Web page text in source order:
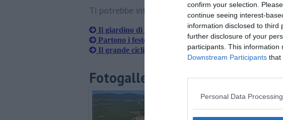
confirm your selection.
continue seeing interest-
information disclosed to third
further disclosure of your
participants. This
Downstream Participants that
Personal Data
Ti potrebbe interessare anche:
Il giardino di bimbi sarà intitolato a Torre
Partono i festeggiamenti per San Lorenzo
Il grande ciclismo torna in Valdimerse
Fotogallery